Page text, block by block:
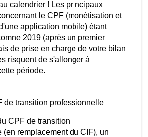
calendrier ! Les principaux
le CPF (monétisation et
application mobile) étant
2019 (après un premier
de prise en charge de votre bilan
risquent de s'allonger à
période.
de transition professionnelle
CPF de transition
(en remplacement du CIF), un
CPF (monétisation et
mobile) étant
(après un premier
en charge de votre bilan
s'allonger à l'approche
de